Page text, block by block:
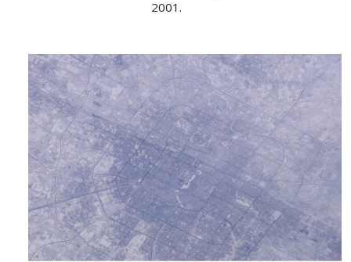
2001.